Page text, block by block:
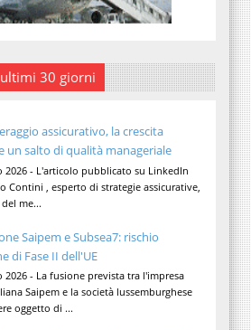
30 giorni
assicurativo, la crescita
un salto di qualità manageriale
2026 - L'articolo pubblicato su LinkedIn
Contini , esperto di strategie assicurative,
me...
Saipem e Subsea7: rischio
di Fase II dell'UE
2026 - La fusione prevista tra l'impresa
Saipem e la società lussemburghese
oggetto di ...